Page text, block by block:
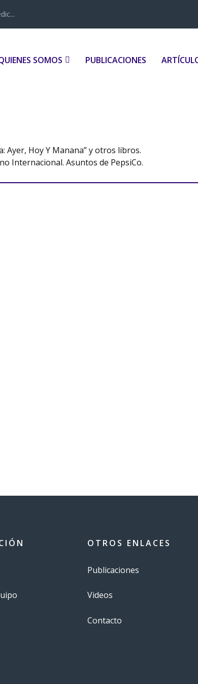
SOMOS PUBLICACIONES
Ayer, Hoy Y Manana” y otros libros.
Internacional. Asuntos de PepsiCo.
OTROS ENLACES
Publicaciones
Videos
Contacto